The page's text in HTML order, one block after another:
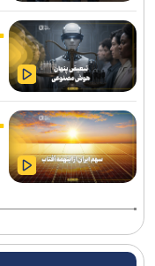
«مهرکام» دومین برنامه
وقتی موسیقی ترسناک،
داشتن وزن مناسب لزوما
تیم‌های کوچک بازی‌ساز
بزرگ‌تری خلق کنند
موجودی تمام مدل‌های وان‌پلاس ۱۵ در آمریکا به
اومودا ۴،
دست می‌گیرد